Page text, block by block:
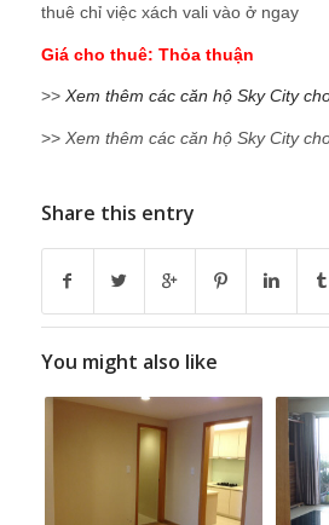
thuê chỉ việc xách vali vào ở ngay
Giá cho thuê: Thỏa thuận
>> Xem thêm các căn hộ Sky City
>> Xem thêm các căn hộ Sky City
Share this entry
You might also like